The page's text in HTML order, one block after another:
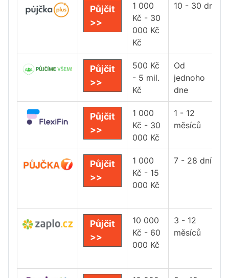
Půjčit
>>
1 000
Kč - 30
000 Kč
Kč
10 - 30 dní
Půjčit
>>
500 Kč
- 5 mil.
Kč
Od
jednoho
dne
Půjčit
>>
1 000
Kč - 30
000 Kč
1 - 12
měsíců
Půjčit
>>
1 000
Kč - 15
000 Kč
7 - 28 dní
Půjčit
>>
10 000
Kč - 60
000 Kč
3 - 12
měsíců